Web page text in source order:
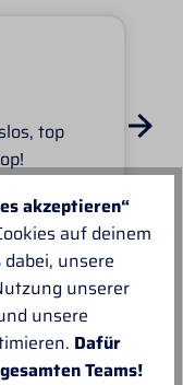
top
akzeptieren“
auf deinem
dabei, unsere
unserer
unsere
Dafür
Teams!